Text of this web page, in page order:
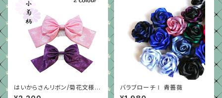
はいからさんリボン/菊花文様シ
ンプル型/2色
バラブローチⅠ 青薔薇